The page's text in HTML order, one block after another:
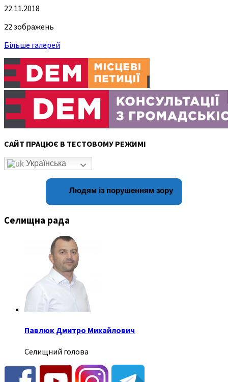
22.11.2018
22 зображень
Більше галерей
САЙТ ПРАЦЮЄ В ТЕСТОВОМУ РЕЖИМІ
Українська
Людям із порушенням зору
Селищна рада
Павлюк Дмитро Михайлович
Селищний голова